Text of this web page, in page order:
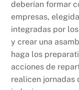
deberían formar
empresas,
integradas por
y crear una
haga los
acciones de
realicen jornadas